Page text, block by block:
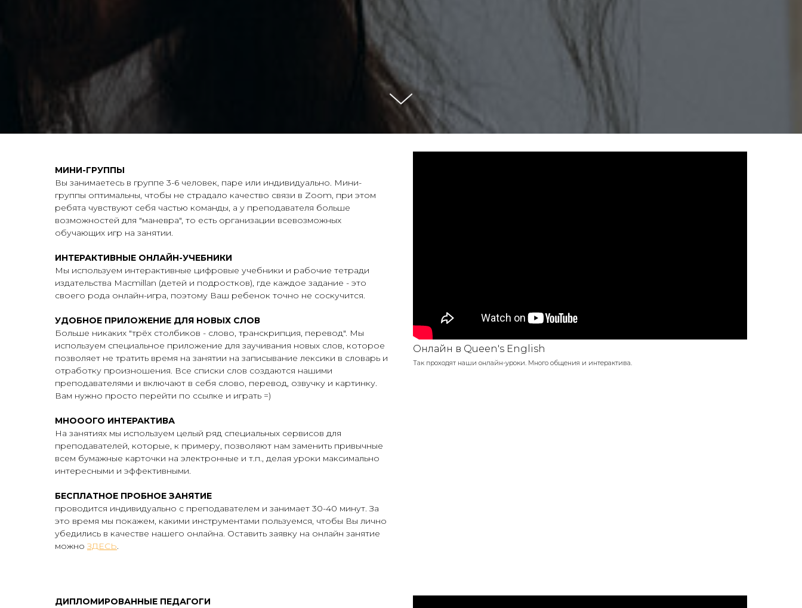
МИНИ-ГРУППЫ
Вы занимаетесь в группе 3-6 человек, паре или индивидуально. Мини-
группы оптимальны, чтобы не страдало качество связи в Zoom, при этом
ребята чувствуют себя частью команды, а у преподавателя больше
возможностей для "маневра", то есть организации всевозможных
обучающих игр на занятии.
ИНТЕРАКТИВНЫЕ ОНЛАЙН-УЧЕБНИКИ
Мы используем интерактивные цифровые учебники и рабочие тетради
издательства Macmillan (детей и подростков), где каждое задание - это
своего рода онлайн-игра, поэтому Ваш ребенок точно не соскучится.
УДОБНОЕ ПРИЛОЖЕНИЕ ДЛЯ НОВЫХ СЛОВ
Больше никаких "трёх столбиков - слово, транскрипция, перевод". Мы
используем специальное приложение для заучивания новых слов, которое
позволяет не тратить время на занятии на записывание лексики в словарь и
отработку произношения. Все списки слов создаются нашими
преподавателями и включают в себя слово, перевод, озвучку и картинку.
Вам нужно просто перейти по ссылке и играть =)
МНОООГО ИНТЕРАКТИВА
На занятиях мы используем целый ряд специальных сервисов для
преподавателей, которые, к примеру, позволяют нам заменить привычные
всем бумажные карточки на электронные и т.п., делая уроки максимально
интересными и эффективными.
БЕСПЛАТНОЕ ПРОБНОЕ ЗАНЯТИЕ
проводится индивидуально с преподавателем и занимает 30-40 минут. За
это время мы покажем, какими инструментами пользуемся, чтобы Вы лично
убедились в качестве нашего онлайна. Оставить заявку на онлайн занятие
можноЗДЕСЬ.
Онлайн в Queen's English
Так проходят наши онлайн-уроки. Много общения и интерактива.
ДИПЛОМИРОВАННЫЕ ПЕДАГОГИ